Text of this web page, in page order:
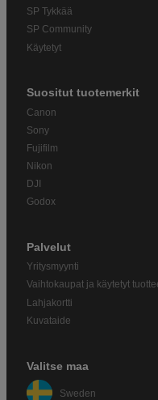
SP Tykkää
SP Community
Käytetyt
Suositut tuotemerkit
Canon
Sony
Fujifilm
Nikon
DJI
Godox
Palvelut
Yritysmyynti
Vaihtokaupat ja käytetyt
Lahjakortti
Kuvataide
Valitse maa
Sweden